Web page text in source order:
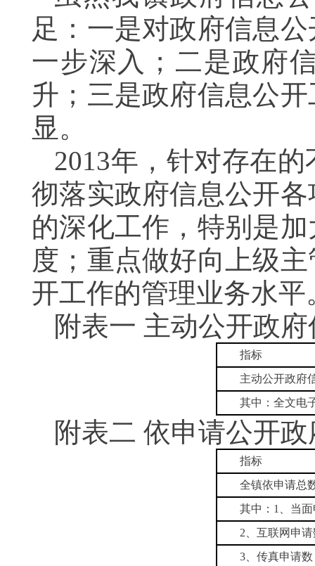
足：一是对政府信息
一步深入；二是政府
升；三是政府信息公
显。
2013年，针对存在
彻落实政府信息公开
的深化工作，特别是
度；重点做好向上级
开工作的管理业务水平
附表一 主动公开政
指标
主动公开政府
其中：全文电
附表二 依申请公开
指标
全镇依申请总
其中：1、当
2、互联网申
3、传真申请数